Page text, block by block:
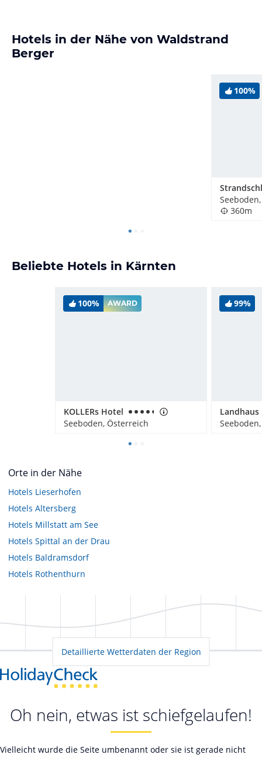
Hotels in der Nähe von Waldstrand
Berger
100%
360m
Beliebte Hotels in Kärnten
100% AWARD
KOLLERs Hotel
Seeboden, Österreich
99%
Landhaus
Orte in der Nähe
Hotels Lieserhofen
Hotels Altersberg
Hotels Millstatt am See
Hotels Spittal an der Drau
Hotels Baldramsdorf
Hotels Rothenthurn
Detaillierte Wetterdaten der Region
Oh nein, etwas ist schiefgelaufen!
Vielleicht wurde die Seite umbenannt oder sie ist gerade nicht